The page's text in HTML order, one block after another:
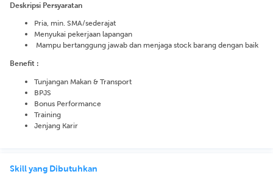
Deskripsi Persyaratan
Pria, min. SMA/sederajat
Menyukai pekerjaan lapangan
Mampu bertanggung jawab dan menjaga stock barang dengan baik
Benefit :
Tunjangan Makan & Transport
BPJS
Bonus Performance
Training
Jenjang Karir
Skill yang Dibutuhkan